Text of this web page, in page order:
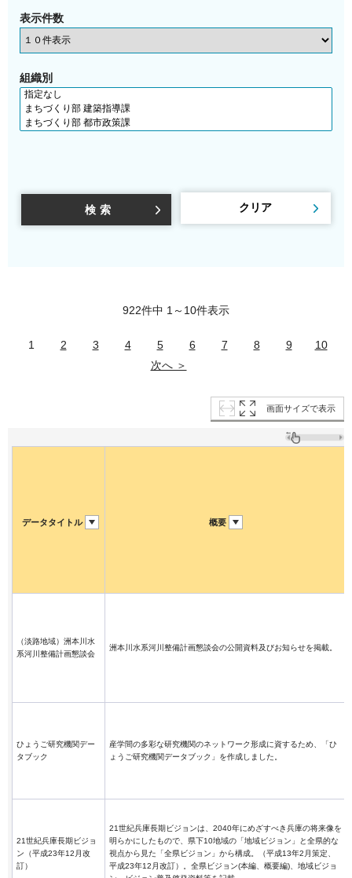
表示件数
組織別
922件中 1～10件表示
1 2 3 4 5 6 7 8 9
10
次へ ＞
画面サイズで表示
データタイトル 概要
（淡路地域）洲本川水
系河川整備計画懇談会
洲本川水系河川整備計画懇談会の公開資料及びお知らせを掲載。
ひょうご研究機関デー
タブック
産学間の多彩な研究機関のネットワーク形成に資するため、「ひ
ょうご研究機関データブック」を作成しました。
21世紀兵庫長期ビジョ
ン（平成23年12月改
訂）
21世紀兵庫長期ビジョンは、2040年にめざすべき兵庫の将来像を
明らかにしたもので、県下10地域の「地域ビジョン」と全県的な
視点から見た「全県ビジョン」から構成。（平成13年2月策定、
平成23年12月改訂）。全県ビジョン(本編、概要編)、地域ビジョ